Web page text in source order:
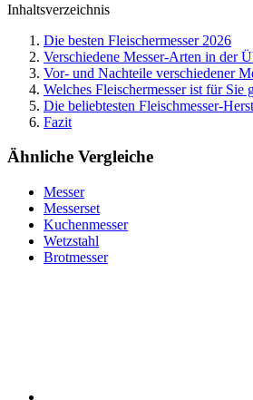
Inhaltsverzeichnis
Die besten Fleischermesser 2026
Verschiedene Messer-Arten in der
Vor- und Nachteile verschiedener
Welches Fleischermesser ist für Sie
Die beliebtesten Fleischmesser-
Fazit
Ähnliche Vergleiche
Messer
Messerset
Kuchenmesser
Wetzstahl
Brotmesser